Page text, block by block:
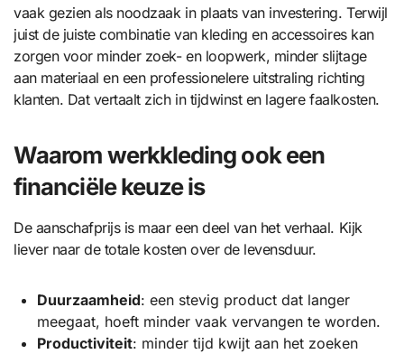
vaak gezien als noodzaak in plaats van investering. Terwijl
juist de juiste combinatie van kleding en accessoires kan
zorgen voor minder zoek- en loopwerk, minder slijtage
aan materiaal en een professionelere uitstraling richting
klanten. Dat vertaalt zich in tijdwinst en lagere faalkosten.
Waarom werkkleding ook een
financiële keuze is
De aanschafprijs is maar een deel van het verhaal. Kijk
liever naar de totale kosten over de levensduur.
Duurzaamheid: een stevig product dat langer
meegaat, hoeft minder vaak vervangen te worden.
Productiviteit: minder tijd kwijt aan het zoeken